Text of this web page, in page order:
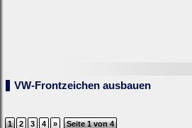
VW-Frontzeichen ausbauen
1 2 3 4 » Seite 1 von 4